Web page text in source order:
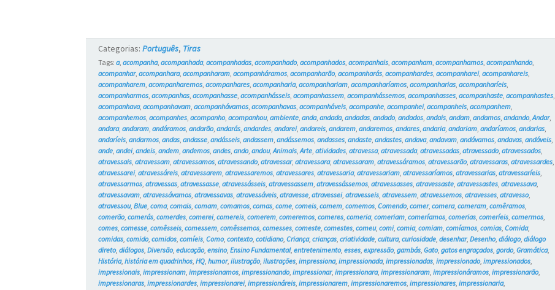
Categorias:Português, Tiras
Tags:a,acompanha,acompanhada,acompanhadas,acompanhado,acompanhados,acompanhais,acompanham,acompanhamos,acompanhando,
acompanhar,acompanhara,acompanharam,acompanháramos,acompanharão,acompanharás,acompanhardes,acompanharei,acompanhareis,
acompanharem,acompanharemos,acompanhares,acompanharia,acompanhariam,acompanharíamos,acompanharias,acompanharíeis,
acompanharmos,acompanhas,acompanhasse,acompanhásseis,acompanhassem,acompanhássemos,acompanhasses,acompanhaste,acompanhastes,
acompanhava,acompanhavam,acompanhávamos,acompanhavas,acompanháveis,acompanhe,acompanhei,acompanheis,acompanhem,
acompanhemos,acompanhes,acompanho,acompanhou,ambiente,anda,andada,andadas,andado,andados,andais,andam,andamos,andando,Andar,
andara,andaram,andáramos,andarão,andarás,andardes,andarei,andareis,andarem,andaremos,andares,andaria,andariam,andaríamos,andarias,
andaríeis,andarmos,andas,andasse,andásseis,andassem,andássemos,andasses,andaste,andastes,andava,andavam,andávamos,andavas,andáveis,
ande,andei,andeis,andem,andemos,andes,ando,andou,Animais,Arte,atividades,atravessa,atravessada,atravessadas,atravessado,atravessados,
atravessais,atravessam,atravessamos,atravessando,atravessar,atravessara,atravessaram,atravessáramos,atravessarão,atravessaras,atravessardes,
atravessarei,atravessáreis,atravessarem,atravessaremos,atravessares,atravessaria,atravessariam,atravessaríamos,atravessarias,atravessaríeis,
atravessarmos,atravessas,atravessasse,atravessásseis,atravessassem,atravessássemos,atravessasses,atravessaste,atravessastes,atravessava,
atravessavam,atravessávamos,atravessavas,atravessáveis,atravesse,atravessei,atravesseis,atravessem,atravessemos,atravesses,atravesso,
atravessou,Blue,coma,comais,comam,comamos,comas,come,comeis,comem,comemos,Comendo,comer,comera,comeram,comêramos,
comerão,comerás,comerdes,comerei,comereis,comerem,comeremos,comeres,comeria,comeriam,comeríamos,comerias,comeríeis,comermos,
comes,comesse,comêsseis,comessem,comêssemos,comesses,comeste,comestes,comeu,comi,comia,comiam,comíamos,comias,Comida,
comidas,comido,comidos,comíeis,Como,contexto,cotidiano,Criança,crianças,criatividade,cultura,curiosidade,desenhar,Desenho,diálogo,diálogo
direto,diálogos,Diversão,educação,ensino,Ensino Fundamental,entretenimento,esses,expressão,gambás,Gato,gatos engraçados,gordo,Gramática,
História,história em quadrinhos,HQ,humor,ilustração,ilustrações,impressiona,impressionada,impressionadas,impressionado,impressionados,
impressionais,impressionam,impressionamos,impressionando,impressionar,impressionara,impressionaram,impressionáramos,impressionarão,
impressionaras,impressionardes,impressionarei,impressionáreis,impressionarem,impressionaremos,impressionares,impressionaria,